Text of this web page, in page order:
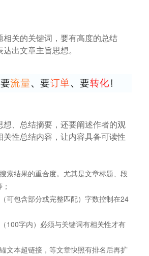
相关的关键词，要有高度的总结
出文章主旨思想。
想、总结摘要，还要阐述作者的观
关性总结内容，让内容具备可读性
索结果的重合度。尤其是文章标题、段
可包含部分或完整匹配）字数控制在24
100字内）必须与关键词有相关性才有
文本超链接，等文章快照有排名后再扩